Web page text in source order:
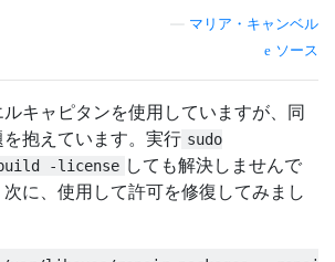
マリア・キャンベル
ソース
キャピタンを使用していますが、同
を抱えています。実行 sudo
-license しても解決しませんで
次に、使用して許可を修復してみまし